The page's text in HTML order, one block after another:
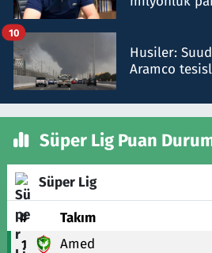
Husiler:
Aramco
10
Süper Lig Puan
Süper Lig
# Takım
1 Amed